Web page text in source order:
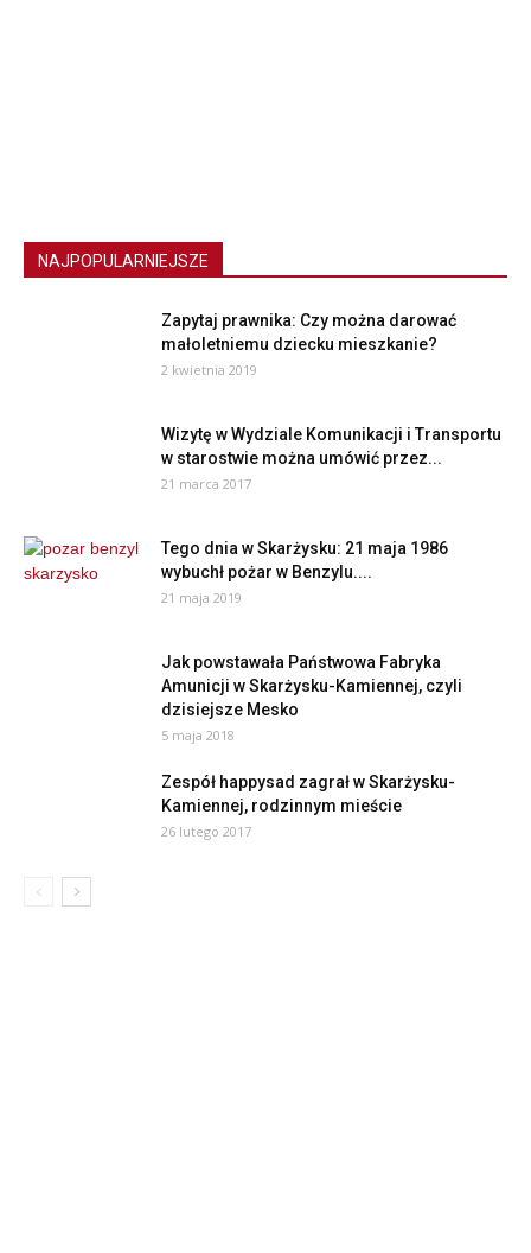
NAJPOPULARNIEJSZE
Zapytaj prawnika: Czy można darować
małoletniemu dziecku mieszkanie?
2 kwietnia 2019
Wizytę w Wydziale Komunikacji i Transportu
w starostwie można umówić przez...
21 marca 2017
Tego dnia w Skarżysku: 21 maja 1986
wybuchł pożar w Benzylu....
21 maja 2019
Jak powstawała Państwowa Fabryka
Amunicji w Skarżysku-Kamiennej, czyli
dzisiejsze Mesko
5 maja 2018
Zespół happysad zagrał w Skarżysku-
Kamiennej, rodzinnym mieście
26 lutego 2017